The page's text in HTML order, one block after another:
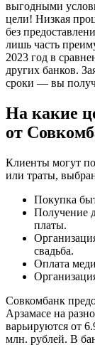
выгодными
цели! Низкая
без
лишь часть
2023 год в
других банков.
сроки — вы
На какие
от
Клиенты могут
или траты,
Покупка
Получение
платы.
свадьба.
Оплата
Совкомбанк
Арзамасе на
варьируются от
млн. рублей. В